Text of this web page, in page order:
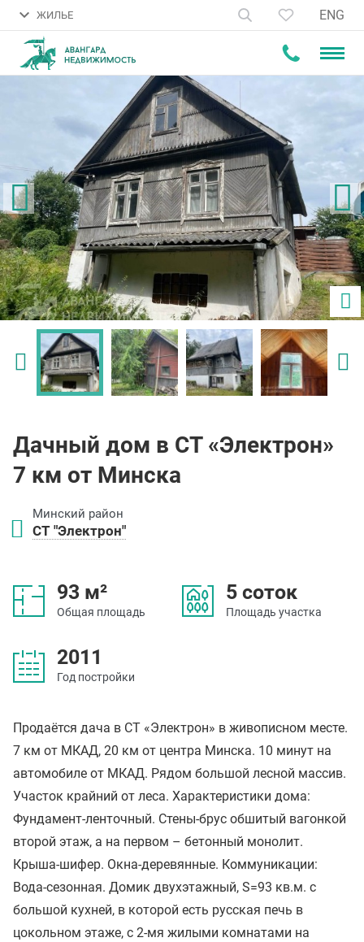
ЖИЛЬЕ ENG
Дачный дом в СТ «Электрон»
7 км от Минска
Минский район
СТ "Электрон"
93 м²
Общая площадь
5 соток
Площадь участка
2011
Год постройки
Продаётся дача в СТ «Электрон» в живописном месте.
7 км от МКАД, 20 км от центра Минска. 10 минут на
автомобиле от МКАД. Рядом большой лесной массив.
Участок крайний от леса. Характеристики дома:
Фундамент-ленточный. Стены-брус обшитый вагонкой
второй этаж, а на первом – бетонный монолит.
Крыша-шифер. Окна-деревянные. Коммуникации:
Вода-сезонная. Домик двухэтажный, S=93 кв.м. с
большой кухней, в которой есть русская печь в
цокольном этаже, с 2-мя жилыми комнатами на